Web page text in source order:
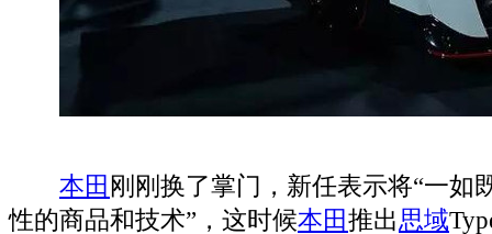
本田 刚刚换了掌门，新任表示将“一如
性的商品和技术”，这时候本田推出思域